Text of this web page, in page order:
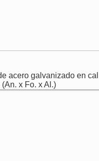
acero galvanizado en
x Fo. x Al.)